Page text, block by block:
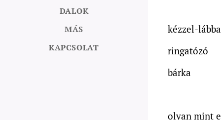
DALOK
MÁS
KAPCSOLAT
kézzel-
ringatózó
bárka
olyan mint